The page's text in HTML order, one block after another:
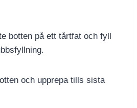
botten på ett tårtfat och fyll
och upprepa tills sista